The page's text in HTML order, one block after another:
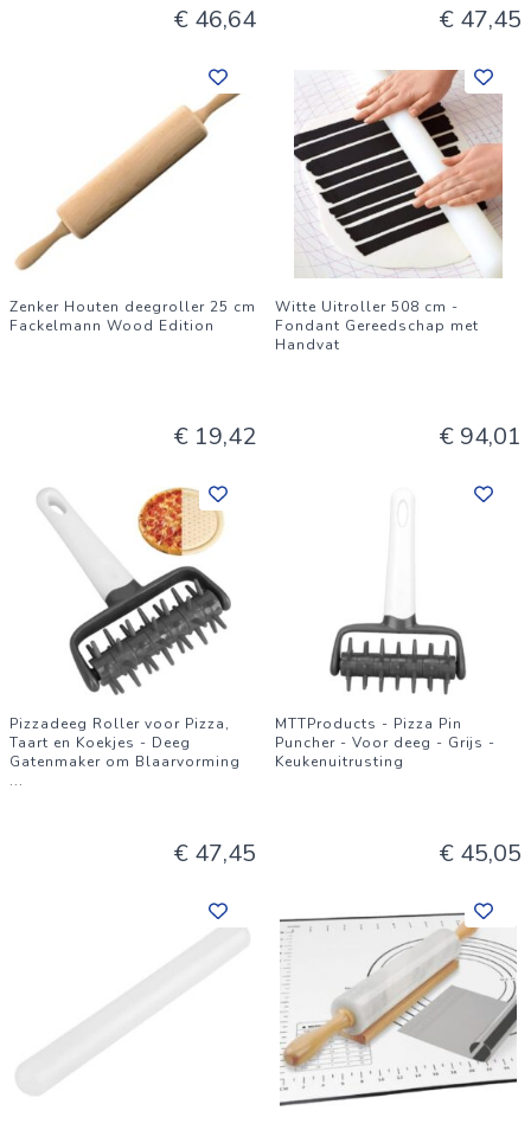
€ 46,64 € 47,45
Zenker Houten deegroller 25 cm
Fackelmann Wood Edition
€ 19,42
Witte Uitroller 508 cm -
Fondant Gereedschap met
Handvat
€ 94,01
Pizzadeeg Roller voor Pizza,
Taart en Koekjes - Deeg
Gatenmaker om Blaarvorming
...
€ 47,45
MTTProducts - Pizza Pin
Puncher - Voor deeg - Grijs -
Keukenuitrusting
€ 45,05